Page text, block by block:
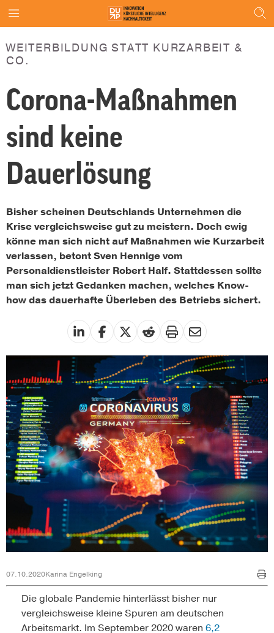
WEITERBILDUNG STATT KURZARBEIT &
CO.
Corona-Maßnahmen
sind keine
Dauerlösung
Bisher scheinen Deutschlands Unternehmen die
Krise vergleichsweise gut zu meistern. Doch ewig
könne man sich nicht auf Maßnahmen wie Kurzarbeit
verlassen, betont Sven Hennige vom
Personaldienstleister Robert Half. Stattdessen sollte
man sich jetzt Gedanken machen, welches Know-
how das dauerhafte Überleben des Betriebs sichert.
07.10.2020Karina Engelking
Die globale Pandemie hinterlässt bisher nur
vergleichsweise kleine Spuren am deutschen
Arbeitsmarkt. Im September 2020 waren 6,2